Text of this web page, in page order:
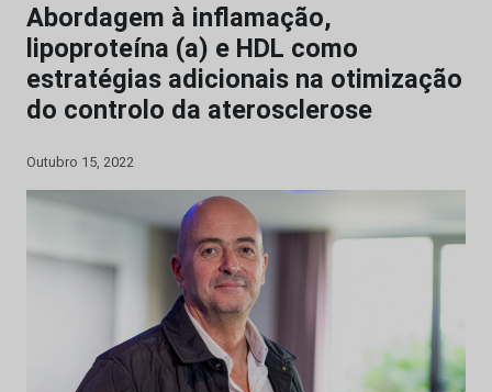
Abordagem à inflamação,
lipoproteína (a) e HDL como
estratégias adicionais na otimização
do controlo da aterosclerose
Outubro 15, 2022